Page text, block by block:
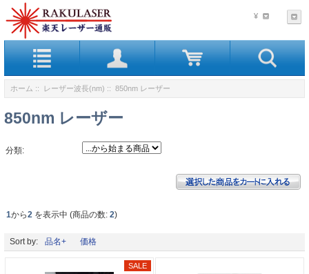
¥
ホーム :: レーザー波長(nm) :: 850nm レーザー
850nm レーザー
分類:
1から2 を表示中 (商品の数: 2)
Sort by: 品名+ 価格